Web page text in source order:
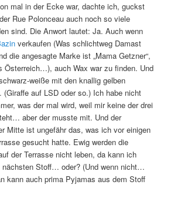
mal in der Ecke war, dachte ich, guckst
Rue Polonceau auch noch so viele
sind. Die Anwort lautet: Ja. Auch wenn
verkaufen (Was schlichtweg Damast
die angesagte Marke ist „Mama Getzner“,
Österreich…), auch Wax war zu finden. Und
weiße mit den knallig gelben
(Giraffe auf LSD oder so.) Ich habe nicht
was der mal wird, weil mir keine der drei
aber der musste mit. Und der
Mitte ist ungefähr das, was ich vor einigen
gesucht hatte. Ewig werden die
der Terrasse nicht leben, da kann ich
nächsten Stoff… oder? (Und wenn nicht…
kann auch prima Pyjamas aus dem Stoff